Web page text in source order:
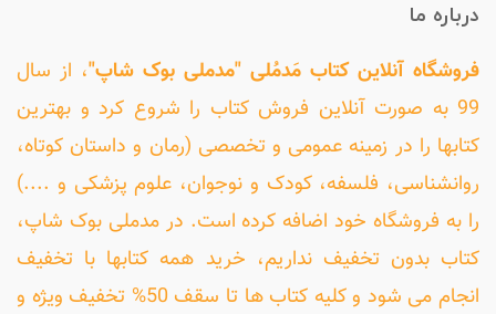
درباره ما
فروشگاه آنلاین کتاب مَدمُلی "مدملی بوک شاپ"، از سال
99 به صورت آنلاین فروش کتاب را شروع کرد و بهترین
کتابها را در زمینه عمومی و تخصصی (رمان و داستان کوتاه،
روانشناسی، فلسفه، کودک و نوجوان، علوم پزشکی و ....)
را به فروشگاه خود اضافه کرده است. در مدملی بوک شاپ،
کتاب بدون تخفیف نداریم، خرید همه کتابها با تخفیف
انجام می شود و کلیه کتاب ها تا سقف 50% تخفیف ویژه و